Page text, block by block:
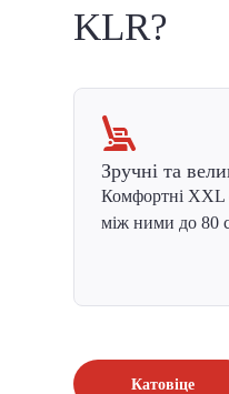
KLR?
Зручні та
Комфортні XXL
між ними до 80
Катовіце